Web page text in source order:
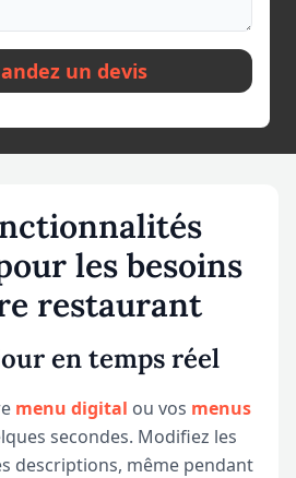
un devis
les besoins
restaurant
en temps réel
menu digital ou vos menus
secondes. Modifiez les
descriptions, même pendant